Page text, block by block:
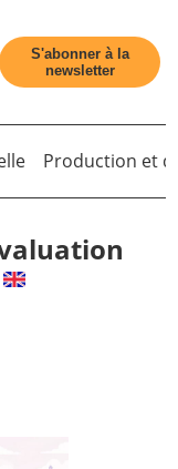
S'abonner à la
newsletter
Production et